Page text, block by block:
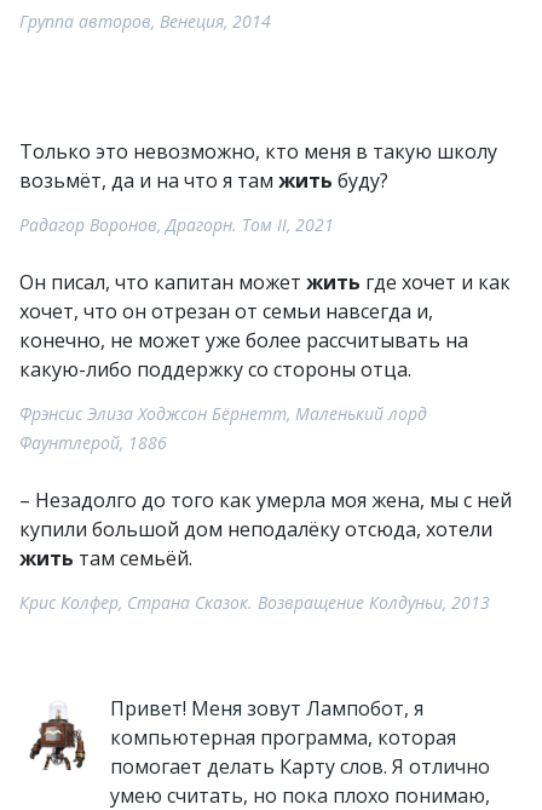
Группа авторов, Венеция, 2014
Только это невозможно, кто меня в такую школу
возьмёт, да и на что я там жить буду?
Радагор Воронов, Драгорн. Том II, 2021
Он писал, что капитан может жить где хочет и как
хочет, что он отрезан от семьи навсегда и,
конечно, не может уже более рассчитывать на
какую-либо поддержку со стороны отца.
Фрэнсис Элиза Ходжсон Бёрнетт, Маленький лорд
Фаунтлерой, 1886
– Незадолго до того как умерла моя жена, мы с ней
купили большой дом неподалёку отсюда, хотели
жить там семьёй.
Крис Колфер, Страна Сказок. Возвращение Колдуньи, 2013
Привет! Меня зовут Лампобот, я
компьютерная программа, которая
помогает делать Карту слов. Я отлично
умею считать, но пока плохо понимаю,